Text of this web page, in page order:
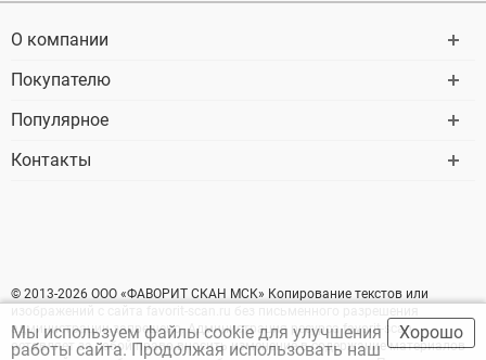
О компании
Покупателю
Популярное
Контакты
© 2013-2026 ООО «ФАВОРИТ СКАН МСК» Копирование текстов или
администрации запрещено. Администрация ресурса favorit-scan
оставляет за собой право вносить изменение в содержание материалов
Хорошо
Мы используем файлы cookie для улучшения
работы сайта. Продолжая использовать наш